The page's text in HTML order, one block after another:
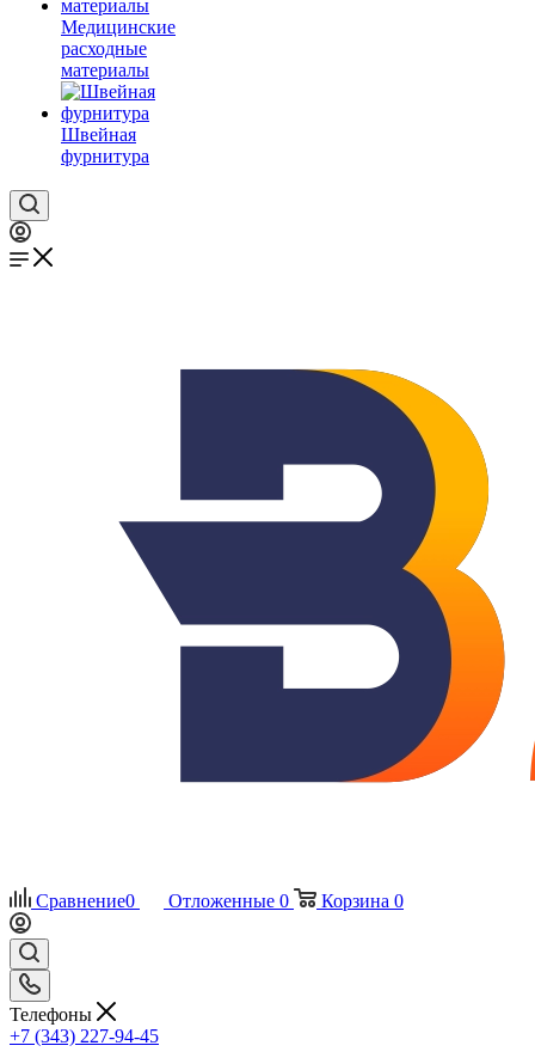
Медицинские
расходные
материалы
Швейная
фурнитура
Сравнение0 Отложенные 0 Корзина 0
Телефоны
+7 (343) 227-94-45